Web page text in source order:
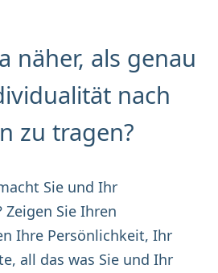
näher, als genau
nach
zu tragen?
Sie und Ihr
Sie Ihren
Ihre Persönlichkeit, Ihr
all das was Sie und Ihr